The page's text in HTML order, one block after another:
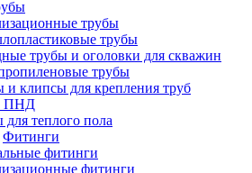
трубы
трубы
трубы и оголовки для скважин
трубы
и клипсы для крепления труб
ПНД
для теплого пола
Фитинги
фитинги
фитинги